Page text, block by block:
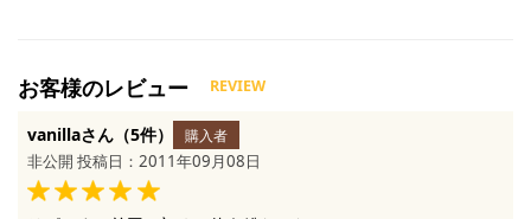
vanillaさん（5件） 購入者
非公開 投稿日：2011年09月08日